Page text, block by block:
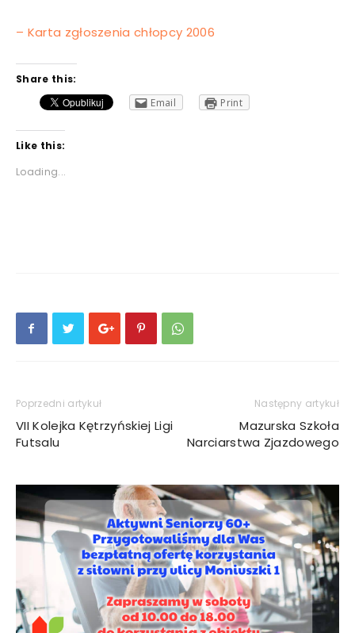
– Karta zgłoszenia chłopcy 2006
Share this:
Email
Print
Like this:
Loading...
Poprzedni artykuł
VII Kolejka Kętrzyńskiej Ligi
Futsalu
Następny artykuł
Mazurska Szkoła
Narciarstwa Zjazdowego